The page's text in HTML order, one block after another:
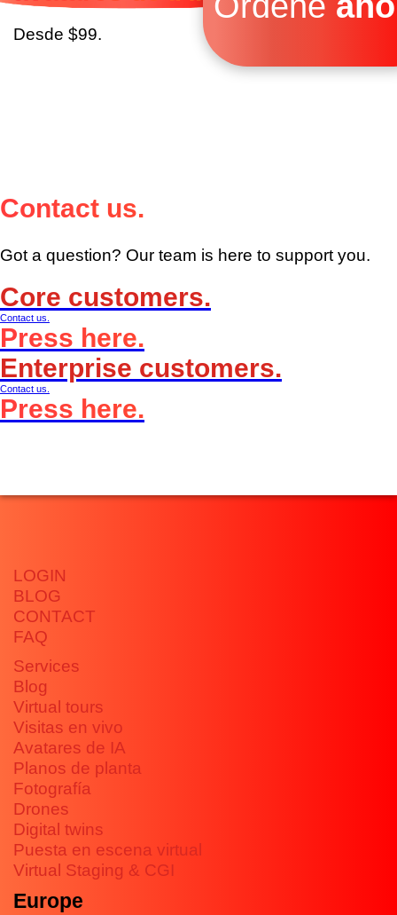
Desde $99.
LOGIN
BLOG
CONTACT
FAQ
Services
Blog
Virtual tours
Visitas en vivo
Avatares de IA
Planos de planta
Fotografía
Drones
Digital twins
Puesta en escena virtual
Virtual Staging & CGI
Europe